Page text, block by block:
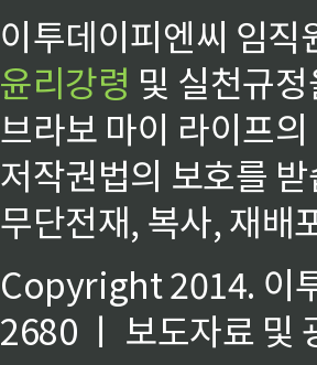
이투데이피엔씨 임
윤리강령 및 실천규
브라보 마이 라이프
저작권법의 보호를
무단전재, 복사, 재배
Copyright 2014. 이
2680 ㅣ 보도자료